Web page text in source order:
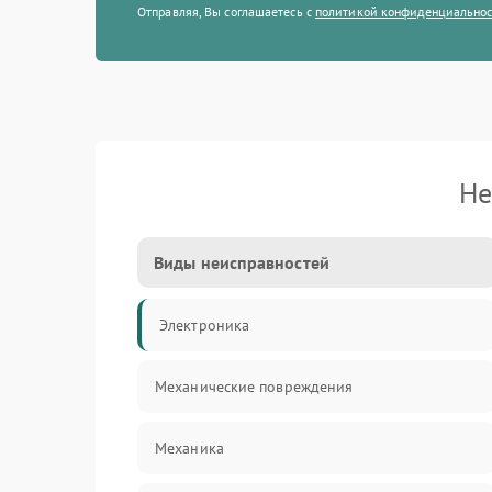
Отправляя, Вы соглашаетесь с политикой
Виды неисправностей
Электроника
Механические повреждения
Механика